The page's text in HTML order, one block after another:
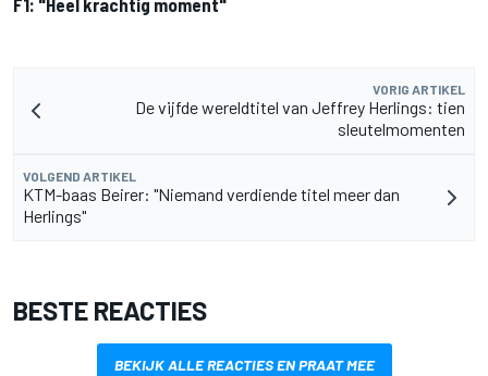
F1: "Heel krachtig moment"
VORIG ARTIKEL
De vijfde wereldtitel van Jeffrey Herlings: tien
sleutelmomenten
VOLGEND ARTIKEL
KTM-baas Beirer: "Niemand verdiende titel meer dan
Herlings"
BESTE REACTIES
BEKIJK ALLE REACTIES EN PRAAT MEE